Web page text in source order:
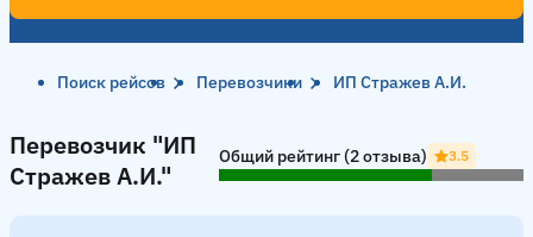
Поиск рейсов Перевозчики ИП Стражев А.И.
Перевозчик "ИП Стражев А.И."
Перевозчик "ИП
Стражев А.И."
Общий рейтинг (2 отзыва) 3.5